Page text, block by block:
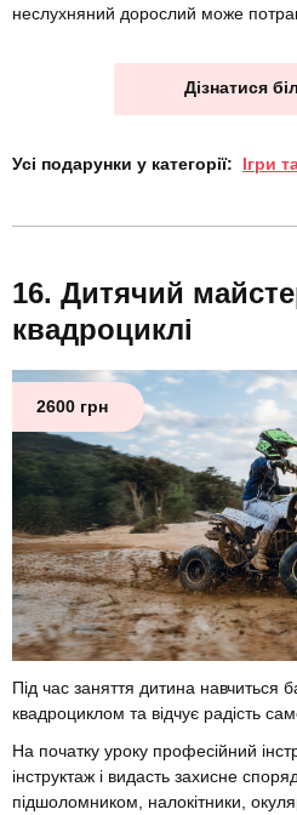
неслухняний дорослий може
Дізнатися
Усі подарунки у категорії: Ігри
Дитячий
квадроциклі
2600 грн
Під час заняття дитина навчиться
квадроциклом та відчує радість
На початку уроку професійний
інструктаж і видасть захисне
підшоломником, налокітники,